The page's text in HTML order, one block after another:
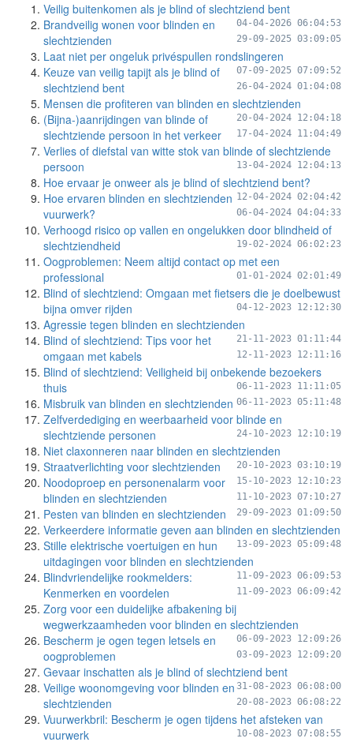
Veilig buitenkomen als je blind of slechtziend bent
04-04-2026 06:04:53
Brandveilig wonen voor blinden en
slechtzienden
29-09-2025 03:09:05
Laat niet per ongeluk privéspullen rondslingeren
07-09-2025 07:09:52
Keuze van veilig tapijt als je blind of
slechtziend bent
26-04-2024 01:04:08
Mensen die profiteren van blinden en slechtzienden
20-04-2024 12:04:18
(Bijna-)aanrijdingen van blinde of
slechtziende persoon in het verkeer
17-04-2024 11:04:49
Verlies of diefstal van witte stok van blinde of slechtziende
persoon
13-04-2024 12:04:13
Hoe ervaar je onweer als je blind of slechtziend bent?
12-04-2024 02:04:42
Hoe ervaren blinden en slechtzienden
vuurwerk?
06-04-2024 04:04:33
Verhoogd risico op vallen en ongelukken door blindheid of
slechtziendheid
19-02-2024 06:02:23
Oogproblemen: Neem altijd contact op met een
professional
01-01-2024 02:01:49
Blind of slechtziend: Omgaan met fietsers die je doelbewust
bijna omver rijden
04-12-2023 12:12:30
Agressie tegen blinden en slechtzienden
21-11-2023 01:11:44
Blind of slechtziend: Tips voor het
omgaan met kabels
12-11-2023 12:11:16
Blind of slechtziend: Veiligheid bij onbekende bezoekers
thuis
06-11-2023 11:11:05
Misbruik van blinden en slechtzienden 06-11-2023 05:11:48
Zelfverdediging en weerbaarheid voor blinde en
slechtziende personen
24-10-2023 12:10:19
Niet claxonneren naar blinden en slechtzienden
20-10-2023 03:10:19
Straatverlichting voor slechtzienden
15-10-2023 12:10:23
Noodoproep en personenalarm voor
blinden en slechtzienden
11-10-2023 07:10:27
Pesten van blinden en slechtzienden 29-09-2023 01:09:50
Verkeerdere informatie geven aan blinden en slechtzienden
13-09-2023 05:09:48
Stille elektrische voertuigen en hun
uitdagingen voor blinden en slechtzienden
11-09-2023 06:09:53
Blindvriendelijke rookmelders:
Kenmerken en voordelen
11-09-2023 06:09:42
Zorg voor een duidelijke afbakening bij
wegwerkzaamheden voor blinden en slechtzienden
06-09-2023 12:09:26
Bescherm je ogen tegen letsels en
oogproblemen
03-09-2023 12:09:20
Gevaar inschatten als je blind of slechtziend bent
31-08-2023 06:08:00
Veilige woonomgeving voor blinden en
slechtzienden
20-08-2023 06:08:22
Vuurwerkbril: Bescherm je ogen tijdens het afsteken van
vuurwerk
10-08-2023 07:08:55